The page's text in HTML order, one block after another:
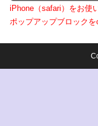
iPhone（safari）をお使
ポップアップブロックを